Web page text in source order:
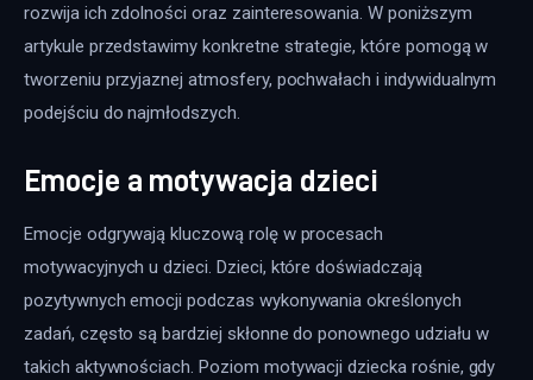
rozwija ich zdolności oraz zainteresowania. W poniższym
artykule przedstawimy konkretne strategie, które pomogą w
tworzeniu przyjaznej atmosfery, pochwałach i indywidualnym
podejściu do najmłodszych.
Emocje a motywacja dzieci
Emocje odgrywają kluczową rolę w procesach
motywacyjnych u dzieci. Dzieci, które doświadczają
pozytywnych emocji podczas wykonywania określonych
zadań, często są bardziej skłonne do ponownego udziału w
takich aktywnościach. Poziom motywacji dziecka rośnie, gdy